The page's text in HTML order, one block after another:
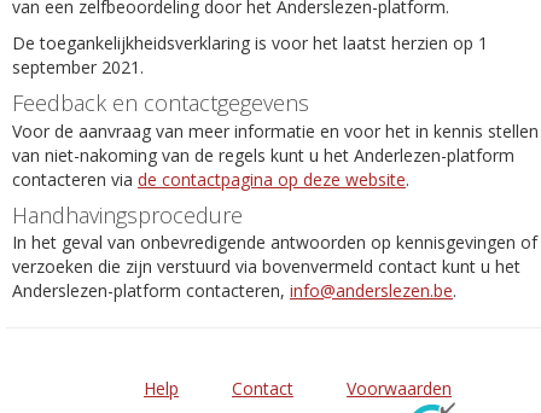
van een zelfbeoordeling door het Anderslezen-platform.
De toegankelijkheidsverklaring is voor het laatst herzien op 1
september 2021.
Feedback en contactgegevens
Voor de aanvraag van meer informatie en voor het in kennis stellen
van niet-nakoming van de regels kunt u het Anderlezen-platform
contacteren via de contactpagina op deze website.
Handhavingsprocedure
In het geval van onbevredigende antwoorden op kennisgevingen of
verzoeken die zijn verstuurd via bovenvermeld contact kunt u het
Anderslezen-platform contacteren, info@anderslezen.be.
Help Contact
Voorwaarden